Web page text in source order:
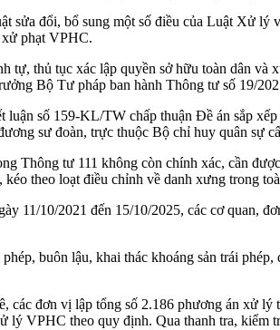
sửa đổi, bổ sung một số điều của Luật Xử
phạt VPHC.
thủ tục xác lập quyền sở hữu toàn dân
Bộ Tư pháp ban hành Thông tư số 19/
số 159-KL/TW chấp thuận Đề án sắp
sư đoàn, trực thuộc Bộ chỉ huy quân sự
Thông tư 111 không còn chính xác, cần
theo loạt điều chỉnh về danh xưng trong
11/10/2021 đến 15/10/2025, các cơ
buôn lậu, khai thác khoáng sản trái
đơn vị lập tổng số 2.186 phương án xử
lý VPHC theo quy định. Qua thanh tra, kiểm